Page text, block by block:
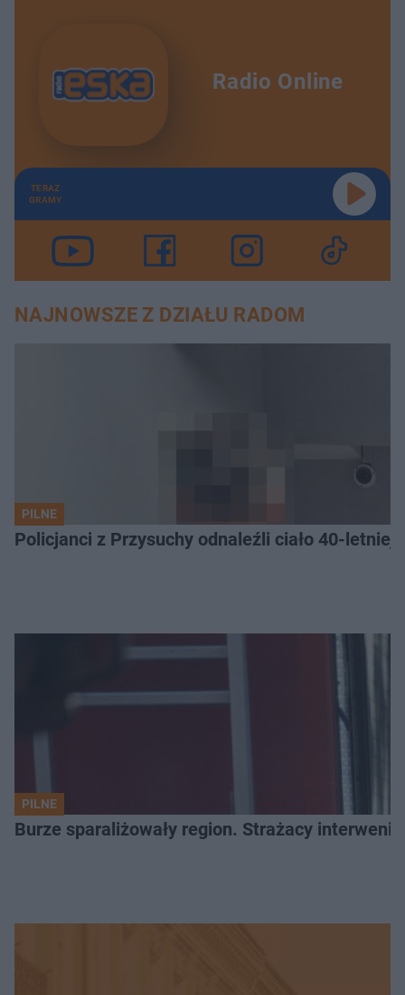
Radio Online
TERAZ
GRAMY
NAJNOWSZE Z DZIAŁU RADOM
PILNE
Policjanci z Przysuchy odnaleźli ciało 40-letniej
PILNE
Burze sparaliżowały region. Strażacy